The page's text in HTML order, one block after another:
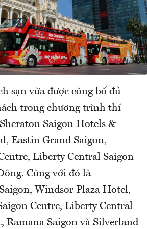
sạn vừa được công bố đủ
trong chương trình thí
Saigon Hotels &
Eastin Grand Saigon,
Liberty Central Saigon
Cùng với đó là
Windsor Plaza Hotel,
Centre, Liberty Central
Ramana Saigon và Silverland